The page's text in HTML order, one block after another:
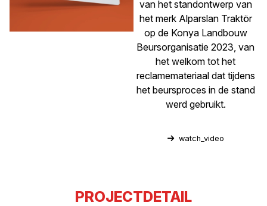
van het standontwerp van
het merk Alparslan Traktör
op de Konya Landbouw
Beursorganisatie 2023, van
het welkom tot het
reclamemateriaal dat tijdens
het beursproces in de stand
werd gebruikt.
watch_video
PROJECTDETAIL